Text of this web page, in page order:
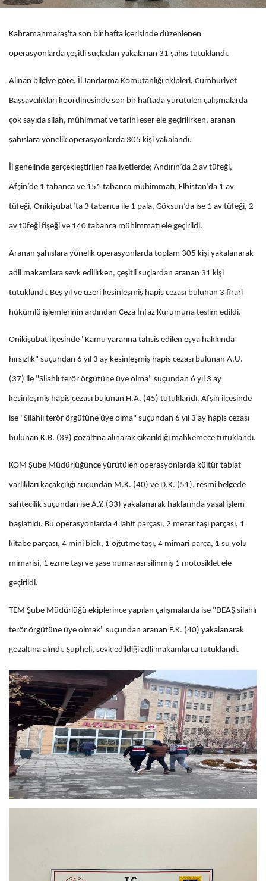
Kahramanmaraş'ta son bir hafta içerisinde düzenlenen
operasyonlarda çeşitli suçladan yakalanan 31 şahıs tutuklandı.
Alınan bilgiye göre, İl Jandarma Komutanlığı ekipleri, Cumhuriyet
Başsavcılıkları koordinesinde son bir haftada yürütülen çalışmalarda
çok sayıda silah, mühimmat ve tarihi eser ele geçirilirken, aranan
şahıslara yönelik operasyonlarda 305 kişi yakalandı.
İl genelinde gerçekleştirilen faaliyetlerde; Andırın’da 2 av tüfeği,
Afşin’de 1 tabanca ve 151 tabanca mühimmatı, Elbistan’da 1 av
tüfeği, Onikişubat’ta 3 tabanca ile 1 pala, Göksun’da ise 1 av tüfeği, 2
av tüfeği fişeği ve 140 tabanca mühimmatı ele geçirildi.
Aranan şahıslara yönelik operasyonlarda toplam 305 kişi yakalanarak
adli makamlara sevk edilirken, çeşitli suçlardan aranan 31 kişi
tutuklandı. Beş yıl ve üzeri kesinleşmiş hapis cezası bulunan 3 firari
hükümlü işlemlerinin ardından Ceza İnfaz Kurumuna teslim edildi.
Onikişubat ilçesinde "Kamu yararına tahsis edilen eşya hakkında
hırsızlık" suçundan 6 yıl 3 ay kesinleşmiş hapis cezası bulunan A.U.
(37) ile "Silahlı terör örgütüne üye olma" suçundan 6 yıl 3 ay
kesinleşmiş hapis cezası bulunan H.A. (45) tutuklandı. Afşin ilçesinde
ise "Silahlı terör örgütüne üye olma" suçundan 6 yıl 3 ay hapis cezası
bulunan K.B. (39) gözaltına alınarak çıkarıldığı mahkemece tutuklandı.
KOM Şube Müdürlüğünce yürütülen operasyonlarda kültür tabiat
varlıkları kaçakçılığı suçundan M.K. (40) ve D.K. (51), resmi belgede
sahtecilik suçundan ise A.Y. (33) yakalanarak haklarında yasal işlem
başlatıldı. Bu operasyonlarda 4 lahit parçası, 2 mezar taşı parçası, 1
kitabe parçası, 4 mini blok, 1 öğütme taşı, 4 mimari parça, 1 su yolu
mimarisi, 1 ezme taşı ve şase numarası silinmiş 1 motosiklet ele
geçirildi.
TEM Şube Müdürlüğü ekiplerince yapılan çalışmalarda ise "DEAŞ silahlı
terör örgütüne üye olmak" suçundan aranan F.K. (40) yakalanarak
gözaltına alındı. Şüpheli, sevk edildiği adli makamlarca tutuklandı.